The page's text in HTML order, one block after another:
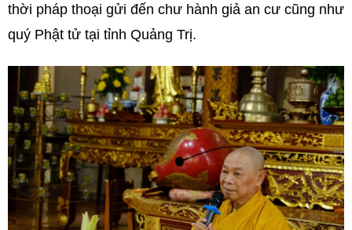
thời pháp thoại gửi đến chư hành giả an cư cũng như
quý Phật tử tại tỉnh Quảng Trị.